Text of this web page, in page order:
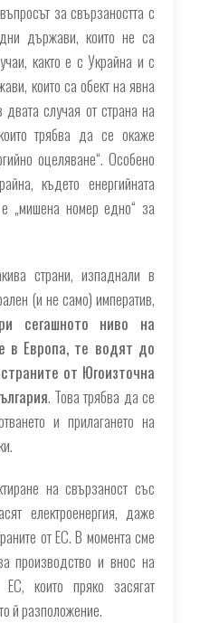
за свързаността с
държави, които не са
както е с Украйна и с
които са обект на явна
случая от страна на
трябва да се окаже
оцеляване“. Особено
където енергийната
е „мишена номер едно“ за
страни, изпаднали в
(и не само) императив,
сегашното ниво на
в Европа, те водят до
от Югоизточна
. Това трябва да се
и прилагането на
на свързаност със
електроенергия, даже
от ЕС. В момента сме
производство и внос на
ЕС, които пряко засягат
й разположение.